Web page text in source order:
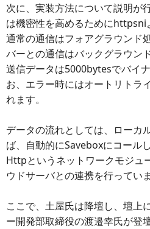
次に、実装方法について説明が
は機密性を高めるためにhttpsni
通常の通信はフォアグラウンド
バーとの通信はバックグラウン
送信データは5000bytesでバイ
お、エラー時にはオートリトラ
れます。
データの流れとしては、ローカ
ば、自動的にSaveboxにコール
Httpというネットワークモジュ
ウドサーバとの連携を行っていま
ここで、土屋氏は降壇し、壇上
ー開発部取締役の渡邉幸氏が登